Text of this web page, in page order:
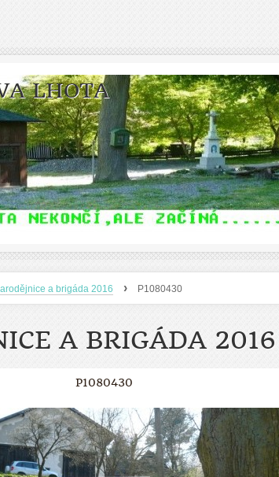
LHOTA
a brigáda 2016 › P1080430
A BRIGÁDA 2016
P1080430